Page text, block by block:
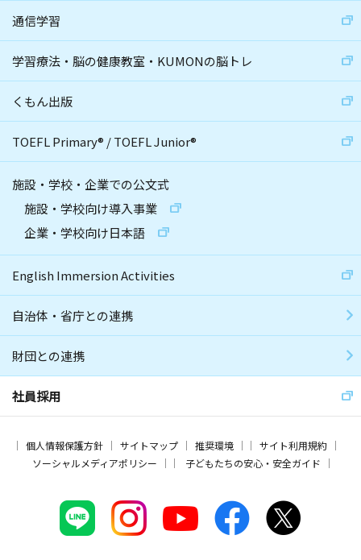
通信学習
学習療法・脳の健康教室・KUMONの脳トレ
くもん出版
TOEFL Primary® /TOEFL Junior®
施設・学校・企業での公文式
施設・学校向け導入事業
企業・学校向け日本語
English Immersion Activities
自治体・省庁との連携
財団との連携
社員採用
個人情報保護方針 サイトマップ 推奨環境
サイト利用規約
ソーシャルメディアポリシー
子どもたちの安心・安全ガイド